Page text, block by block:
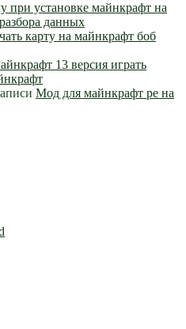
при установке майнкрафт на
данных
карту на майнкрафт боб
13 версия играть
Мод для майнкрафт pe на